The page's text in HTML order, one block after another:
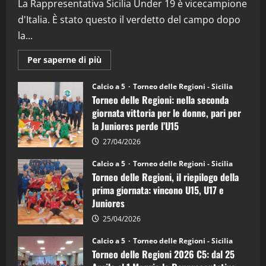
08/04/2026
La Rappresentativa Sicilia Under 19 è vicecampione
d'Italia. È stato questo il verdetto del campo dopo
la...
Per saperne di più
informazioni
Torneo
delle
Regioni
di
calcio
a
5:
la
Juniores
è
vicecampione
d’Italia
Calcio a 5 Torneo delle Regioni - Sicilia
Torneo delle Regioni: nella seconda
giornata vittoria per le donne, pari per
la Juniores perde l’U15
27/04/2026
Calcio a 5 Torneo delle Regioni - Sicilia
Torneo delle Regioni, il riepilogo della
prima giornata: vincono U15, U17 e
Juniores
25/04/2026
Calcio a 5 Torneo delle Regioni - Sicilia
Torneo delle Regioni 2026 C5: dal 25